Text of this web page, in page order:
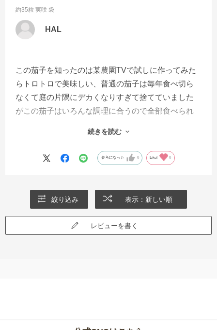
ます。比較的、テキスト通りの枝ならびなので、剪
定・整枝がし易いです。ただ前半、ごちそうナスよ
り実つきが悪く、第1花房に実をつけると、第２、第
約35粒 実咲 袋
HAL
この茄子を知ったのは某農園TVで試しに作ってみた
らトロトロで美味しい、普通の茄子は毎年食べ切ら
なくて庭の片隅にデカくなりすぎて捨てていました
がこの茄子はいろんな調理に合うので全部食べられ
て調理すればさらに良し夏のリピーター野菜の1つで
続きを読む
参考になった 0 Like! 0
絞り込み 表示：新しい順
レビューを書く